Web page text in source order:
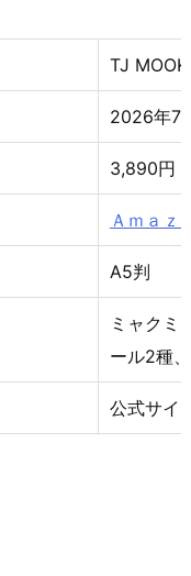
TJ
2026年7
3,890円
Ａｍａｚ
A5判
ミャクミ
ール2種
公式サイ